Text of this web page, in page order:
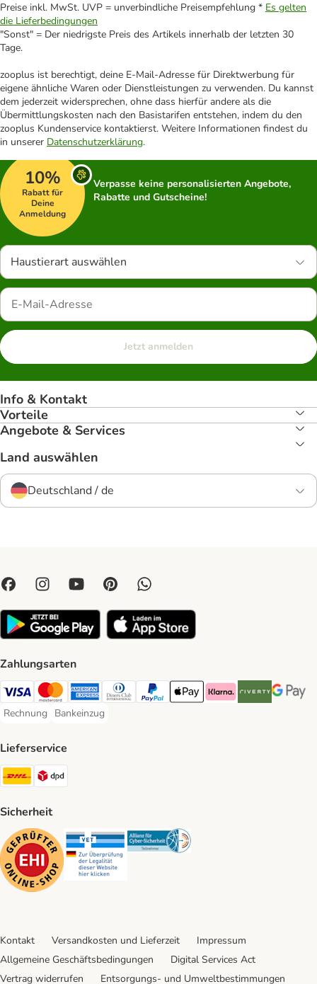
Preise inkl. MwSt. UVP = unverbindliche Preisempfehlung * Es gelten
die Lieferbedingungen
"Sonst" = Der niedrigste Preis des Artikels innerhalb der letzten 30
Tage.
zooplus ist berechtigt, deine E-Mail-Adresse für Direktwerbung für
eigene ähnliche Waren oder Dienstleistungen zu verwenden. Du kannst
dem jederzeit widersprechen, ohne dass hierfür andere als die
Übermittlungskosten nach den Basistarifen entstehen, indem du den
zooplus Kundenservice kontaktierst. Weitere Informationen findest du
in unserer Datenschutzerklärung.
10%
Rabatt für
Deine
Anmeldung
Verpasse keine personalisierten Angebote,
Rabatte und Gutscheine!
Haustierart auswählen
Jetzt anmelden
Info & Kontakt
Vorteile
Angebote & Services
Land auswählen
Deutschland / de
Zahlungsarten
Visa Payment Method
Mastercard Payment Method
American Express Payment Method
Diners Club Payment Method
PayPal Payment Method
Apple Pay Payment Method
Klarna Payment Method
Riverty Payment
Google
Rechnung
Rechnung Payment Method
Bankeinzug
Bankeinzug Payment Method
Lieferservice
DHL Shipping Method
Sicherheit
Security Security Security
Kontakt Versandkosten und Lieferzeit
Impressum
Allgemeine Geschäftsbedingungen
Digital Services Act
Vertrag widerrufen
Entsorgungs- und Umweltbestimmungen